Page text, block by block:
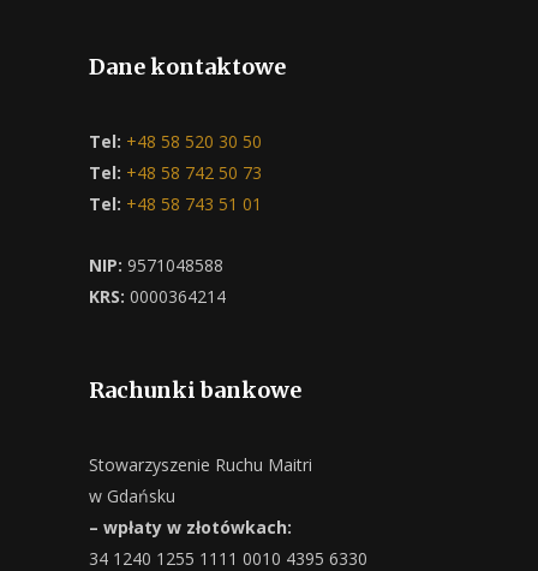
Dane kontaktowe
Tel: +48 58 520 30 50
Tel: +48 58 742 50 73
Tel: +48 58 743 51 01
NIP: 9571048588
KRS: 0000364214
Rachunki bankowe
Stowarzyszenie Ruchu Maitri
w Gdańsku
– wpłaty w złotówkach:
34 1240 1255 1111 0010 4395 6330